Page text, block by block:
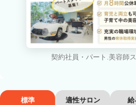
職種・技能ランク
美容師スタイリスト
カラーリスト フ
ネイリスト
契約社員・パート.美容師
標準 適性サロン 給